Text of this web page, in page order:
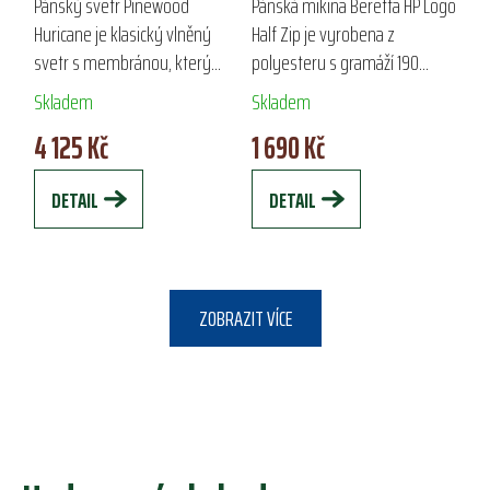
Huricane je klasický vlněný
svetr s membránou, který
kombinuje voděodolnost a
větruodolnost. Ideální pro
chladné podzimní dny, nabízí
zesílené části pro...
Skladem
4 125 Kč
DETAIL
Half Zip je vyrobena z
polyesteru s gramáží 190
g/m², což zajišťuje vynikající
tepelný komfort. Díky
polovičnímu zipu a elastickým
detailům je...
Skladem
1 690 Kč
DETAIL
ZOBRAZIT VÍCE